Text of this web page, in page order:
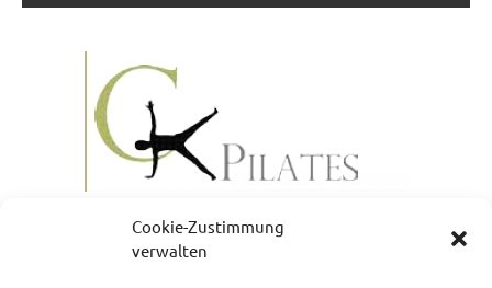
Cookie-Zustimmung
verwalten